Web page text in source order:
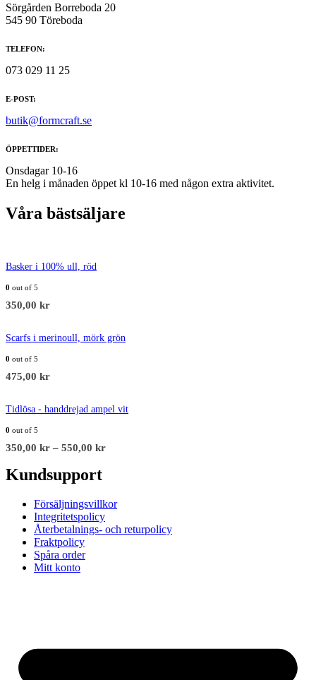
Sörgården Borreboda 20
545 90 Töreboda
TELEFON:
073 029 11 25
E-POST:
butik@formcraft.se
ÖPPETTIDER:
Onsdagar 10-16
En helg i månaden öppet kl 10-16 med någon extra aktivitet.
Våra bästsäljare
Basker i 100% ull, röd
0 out of 5
350,00 kr
Scarfs i merinoull, mörk grön
0 out of 5
475,00 kr
Tidlösa - handdrejad ampel vit
0 out of 5
350,00 kr – 550,00 kr
Kundsupport
Försäljningsvillkor
Integritetspolicy
Återbetalnings- och returpolicy
Fraktpolicy
Spåra order
Mitt konto